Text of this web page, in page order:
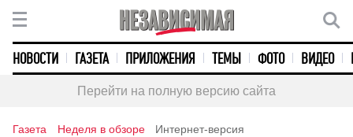
НОВОСТИ ГАЗЕТА ПРИЛОЖЕНИЯ ТЕМЫ ФОТО ВИДЕО
Перейти на полную версию сайта
Газета Неделя в обзоре Интернет-версия